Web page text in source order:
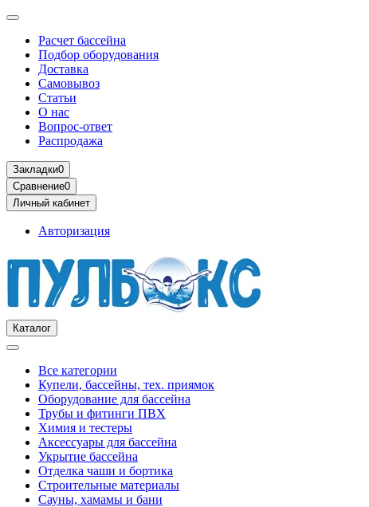
Расчет бассейна
Подбор оборудования
Доставка
Самовывоз
Статьи
О нас
Вопрос-ответ
Распродажа
Закладки0
Сравнение0
Личный кабинет
Авторизация
Каталог
Все категории
Купели, бассейны, тех. приямок
Оборудование для бассейна
Трубы и фитинги ПВХ
Химия и тестеры
Аксессуары для бассейна
Укрытие бассейна
Отделка чаши и бортика
Строительные материалы
Сауны, хамамы и бани